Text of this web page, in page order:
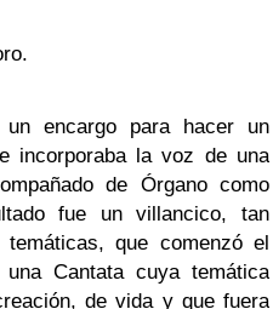
encargo para hacer un
incorporaba la voz de una
de Órgano como
fue un villancico, tan
que comenzó el
Cantata cuya temática
de vida y que fuera